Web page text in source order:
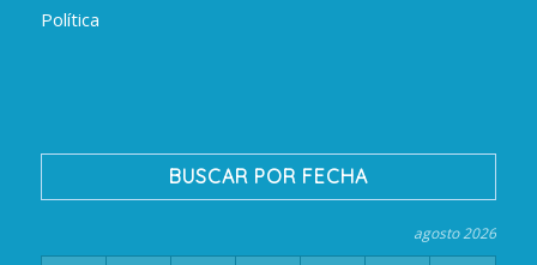
Política
BUSCAR POR FECHA
agosto 2026